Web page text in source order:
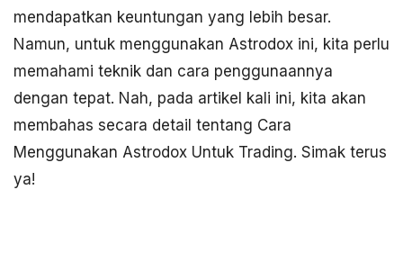
mendapatkan keuntungan yang lebih besar.
Namun, untuk menggunakan Astrodox ini, kita perlu
memahami teknik dan cara penggunaannya
dengan tepat. Nah, pada artikel kali ini, kita akan
membahas secara detail tentang Cara
Menggunakan Astrodox Untuk Trading. Simak terus
ya!